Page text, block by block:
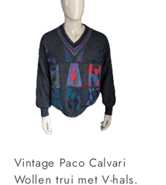
Vintage Paco Calvari
Wollen trui met V-hals.